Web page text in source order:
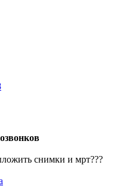
снимки и мрт???